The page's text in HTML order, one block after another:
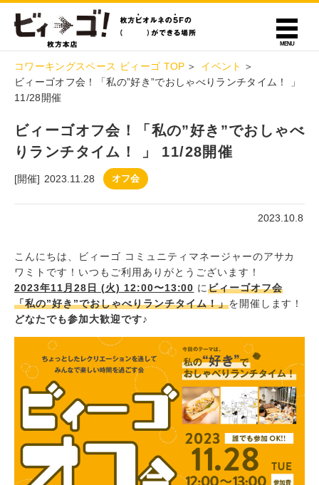
コワーキングスペース ビィーゴ TOP
イベント
ビィーゴオフ会！「私の”好き”でおしゃべりランチタイム！ 」
11/28開催
ビィーゴオフ会！「私の”好き”でおしゃべ
りランチタイム！ 」 11/28開催
[開催] 2023.11.28 オフ会
2023.10.8
こんにちは、ビィーゴ コミュニティマネージャーのアサカ
ワミトです！いつもご利用ありがとうございます！
2023年11月28日 (火) 12:00〜13:00 にビィーゴオフ会
「私の”好き”でおしゃべりランチタイム！」を開催します！
どなたでも参加大歓迎です♪